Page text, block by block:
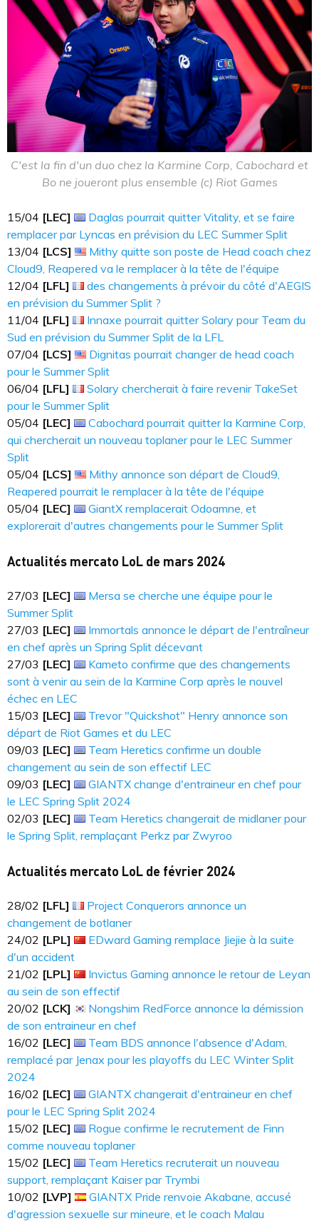
C'est la fin d'un duo chez la Karmine Corp, Cabochard et
Bo ne joueront plus ensemble (c) Riot Games
15​​​/04 [LEC]
Daglas pourrait quitter Vitality, et se faire
remplacer par Lyncas en prévision du LEC Summer Split
13​​​/04 [LCS]
Mithy quitte son poste de Head coach chez
Cloud9, Reapered va le remplacer à la tête de l'équipe
12​​​/04 [LFL]
des changements à prévoir du côté d'AEGIS
en prévision du Summer Split ?
11​​​/04 [LFL]
Innaxe pourrait quitter Solary pour Team du
Sud en prévision du Summer Split de la LFL
07​​​/04 [LCS]
Dignitas pourrait changer de head coach
pour le Summer Split
06​​​/04 [LFL]
Solary chercherait à faire revenir TakeSet
pour le Summer Split
05​​​/04 [LEC]
Cabochard pourrait quitter la Karmine Corp,
qui chercherait un nouveau toplaner pour le LEC Summer
Split
05​​​/04 [LCS]
Mithy annonce son départ de Cloud9,
Reapered pourrait le remplacer à la tête de l'équipe
05​​​/04 [LEC]
GiantX remplacerait Odoamne, et
explorerait d'autres changements pour le Summer Split
Actualités mercato LoL de mars 2024
27​​​/03 [LEC]
Mersa se cherche une équipe pour le
Summer Split
27​​​/03 [LEC]
Immortals annonce le départ de l'entraîneur
en chef après un Spring Split décevant
27​​​/03 [LEC]
Kameto confirme que des changements
sont à venir au sein de la Karmine Corp après le nouvel
échec en LEC
15​​​/03 [LEC]
Trevor "Quickshot" Henry annonce son
départ de Riot Games et du LEC
09​​​/03 [LEC]
Team Heretics confirme un double
changement au sein de son effectif LEC
09​​​/03 [LEC]
GIANTX change d'entraineur en chef pour
le LEC Spring Split 2024
02​​​/03 [LEC]
Team Heretics changerait de midlaner pour
le Spring Split, remplaçant Perkz par Zwyroo
Actualités mercato LoL de février 2024
28​​​/02 [LFL]
Project Conquerors annonce un
changement de botlaner
24​​​/02 [LPL]
EDward Gaming remplace Jiejie à la suite
d'un accident
21​​​/02 [LPL]
Invictus Gaming annonce le retour de Leyan
au sein de son effectif
20​​​/02 [LCK]
Nongshim RedForce annonce la démission
de son entraineur en chef
16​​​/02 [LEC]
Team BDS annonce l'absence d'Adam,
remplacé par Jenax pour les playoffs du LEC Winter Split
2024
16​​​/02 [LEC]
GIANTX changerait d'entraineur en chef
pour le LEC Spring Split 2024
15​​​/02 [LEC]
Rogue confirme le recrutement de Finn
comme nouveau toplaner
15​​​/02 [LEC]
Team Heretics recruterait un nouveau
support, remplaçant Kaiser par Trymbi
10​​​/02 [LVP]
GIANTX Pride renvoie Akabane, accusé
d'agression sexuelle sur mineure, et le coach Malau